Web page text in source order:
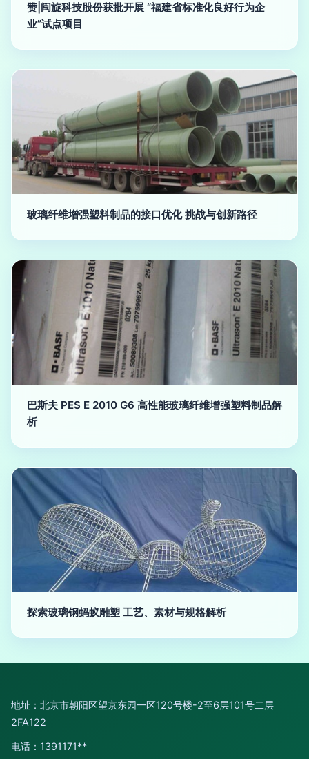
赞|闽旋科技股份获批开展 “福建省标准化良好行为企
业”试点项目
玻璃纤维增强塑料制品的接口优化 挑战与创新路径
巴斯夫 PES E 2010 G6 高性能玻璃纤维增强塑料制品解
析
探索玻璃钢蚂蚁雕塑 工艺、素材与规格解析
地址：北京市朝阳区望京东园一区120号楼-2至6层101号二层
2FA122
电话：1391171**